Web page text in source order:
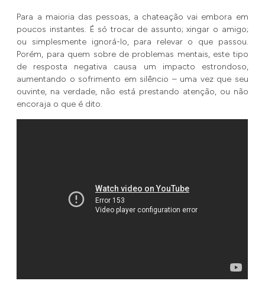
Para a maioria das pessoas, a chateação vai embora em
poucos instantes. É só trocar de assunto; xingar o amigo;
ou simplesmente ignorá-lo, para relevar o que passou.
Porém, para quem sobre de problemas mentais, este tipo
de resposta negativa causa um impacto estrondoso,
aumentando o sofrimento em silêncio – uma vez que seu
ouvinte, na verdade, não está prestando atenção, ou não
encoraja o que é dito.